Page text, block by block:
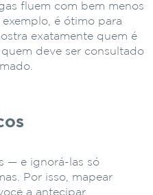
fluem com bem menos
exemplo, é ótimo para
exatamente quem é
deve ser consultado
— e ignorá-las só
Por isso, mapear
a antecipar